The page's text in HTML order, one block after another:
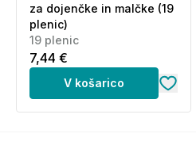
za dojenčke in malčke (19
plenic)
19 plenic
7,44 €
V košarico